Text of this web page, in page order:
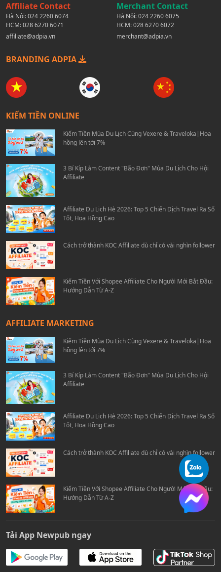
Affiliate Contact
Hà Nội:024 2260 6074
HCM:028 6270 6071
affiliate@adpia.vn
Merchant Contact
Hà Nội:024 2260 6075
HCM:028 6270 6072
merchant@adpia.vn
BRANDING ADPIA
KIẾM TIỀN ONLINE
Kiếm Tiền Mùa Du Lịch Cùng Vexere & Traveloka|Hoa
hồng lên tới 7%
3 Bí Kíp Làm Content "Bão Đơn" Mùa Du Lịch Cho Hội
Affiliate
Affiliate Du Lịch Hè 2026: Top 5 Chiến Dịch Travel Ra Số
Tốt, Hoa Hồng Cao
Cách trở thành KOC Affiliate dù chỉ có vài nghìn follower
Kiếm Tiền Với Shopee Affiliate Cho Người Mới Bắt Đầu:
Hướng Dẫn Từ A-Z
AFFILIATE MARKETING
Kiếm Tiền Mùa Du Lịch Cùng Vexere & Traveloka|Hoa
hồng lên tới 7%
3 Bí Kíp Làm Content "Bão Đơn" Mùa Du Lịch Cho Hội
Affiliate
Affiliate Du Lịch Hè 2026: Top 5 Chiến Dịch Travel Ra Số
Tốt, Hoa Hồng Cao
Cách trở thành KOC Affiliate dù chỉ có vài nghìn follower
Kiếm Tiền Với Shopee Affiliate Cho Người Mới Bắt Đầu:
Hướng Dẫn Từ A-Z
Tải App Newpub ngay